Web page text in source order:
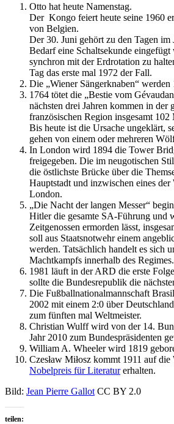
Otto hat heute Namenstag.
Der Kongo feiert heute seine 1960
von Belgien.
Der 30. Juni gehört zu den Tagen im
Bedarf eine Schaltsekunde
synchron mit der Erdrotation zu
Tag das erste mal 1972 der Fall.
Die „Wiener Sängerknaben“ werden
1764 tötet die „Bestie vom
nächsten drei Jahren kommen in der
französischen Region insgesamt 102
Bis heute ist die Ursache ungeklärt,
gehen von einem oder mehreren
In London wird 1894 die Tower
freigegeben. Die im neugotischen
die östlichste Brücke über die
Hauptstadt und inzwischen eines der
London.
„Die Nacht der langen Messer“
Hitler die gesamte SA-Führung und
Zeitgenossen ermorden lässt,
soll aus Staatsnotwehr einem
werden. Tatsächlich handelt es sich
Machtkampfs innerhalb des Regimes.
1981 läuft in der ARD die erste
sollte die Bundesrepublik die
Die Fußballnationalmannschaft
2002 mit einem 2:0 über
zum fünften mal Weltmeister.
Christian Wulff wird von der 14.
Jahr 2010 zum Bundespräsidenten
William A. Wheeler wird 1819
Czesław Miłosz kommt 1911 auf
Nobelpreis für Literaturerhalten.
Bild: Jean Pierre Gallot CC BY 2.0
teilen: